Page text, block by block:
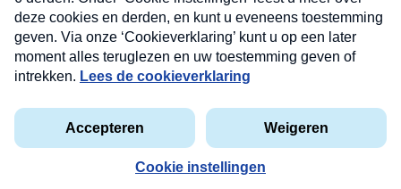
Privacyverklaring
Cookieverklaring
Kwetsbaarheid melden
Copyright © 2026 MAX Vandaag - Omroep MAX
Nieuwsbrief
Neem hier een gratis abonnement op onze
nieuwsbrief. Elke vrijdag- en dinsdagochtend in uw